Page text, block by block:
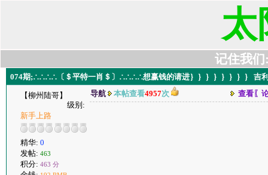
太
记住我们
074期;∴∴∴∴〔＄平特一肖＄〕∴∴∴∴想赢钱的请进｝｝｝｝｝｝｝｝ 吉
【柳州陆哥】
级别:
新手上路
精华: 0
发帖: 463
积分: 463 分
导航 本帖查看4957次 查看〖